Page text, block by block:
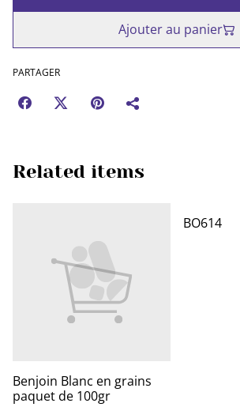
Ajouter au panier
PARTAGER
Related items
Benjoin Blanc en grains
paquet de 100gr
BO614